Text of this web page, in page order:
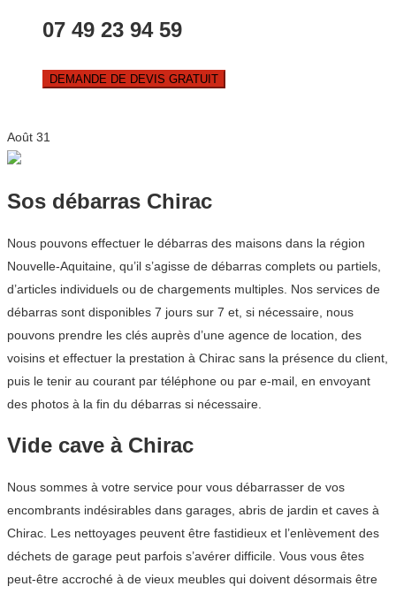
07 49 23 94 59
DEMANDE DE DEVIS GRATUIT
Août 31
Sos débarras Chirac
Nous pouvons effectuer le débarras des maisons dans la région
Nouvelle-Aquitaine, qu’il s’agisse de débarras complets ou partiels,
d’articles individuels ou de chargements multiples. Nos services de
débarras sont disponibles 7 jours sur 7 et, si nécessaire, nous
pouvons prendre les clés auprès d’une agence de location, des
voisins et effectuer la prestation à Chirac sans la présence du client,
puis le tenir au courant par téléphone ou par e-mail, en envoyant
des photos à la fin du débarras si nécessaire.
Vide cave à Chirac
Nous sommes à votre service pour vous débarrasser de vos
encombrants indésirables dans garages, abris de jardin et caves à
Chirac. Les nettoyages peuvent être fastidieux et l’enlèvement des
déchets de garage peut parfois s’avérer difficile. Vous vous êtes
peut-être accroché à de vieux meubles qui doivent désormais être